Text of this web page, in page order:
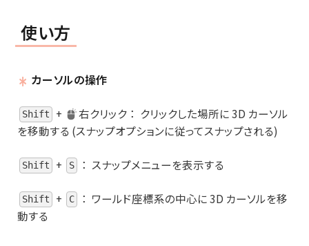
使い方
カーソルの操作
Shift + 右クリック： クリックした場所に 3D カーソル
を移動する (スナップオプションに従ってスナップされる)
Shift + S ： スナップメニューを表示する
Shift + C ： ワールド座標系の中心に 3D カーソルを移
動する